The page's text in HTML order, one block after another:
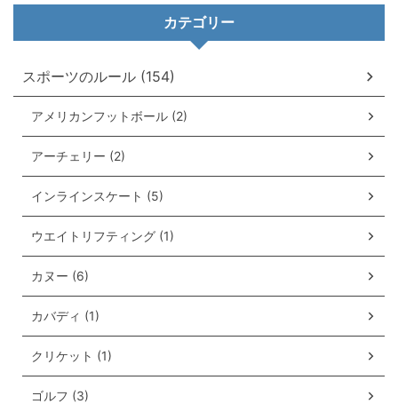
カテゴリー
スポーツのルール (154)
アメリカンフットボール (2)
アーチェリー (2)
インラインスケート (5)
ウエイトリフティング (1)
カヌー (6)
カバディ (1)
クリケット (1)
ゴルフ (3)